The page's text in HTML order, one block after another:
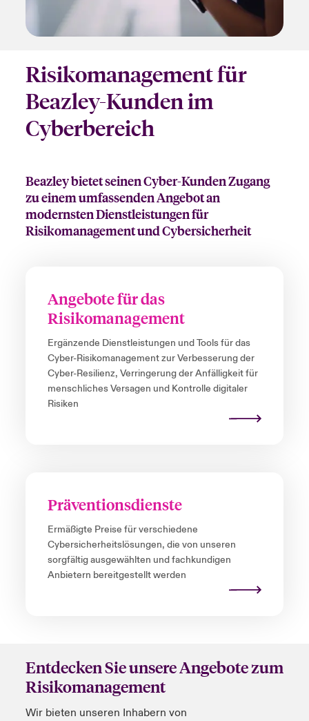
Risikomanagement für
Beazley-Kunden im
Cyberbereich
Beazley bietet seinen Cyber-Kunden Zugang
zu einem umfassenden Angebot an
modernsten Dienstleistungen für
Risikomanagement und Cybersicherheit
Angebote für das
Risikomanagement
Ergänzende Dienstleistungen und Tools für das
Cyber-Risikomanagement zur Verbesserung der
Cyber-Resilienz, Verringerung der Anfälligkeit für
menschliches Versagen und Kontrolle digitaler
Risiken
Präventionsdienste
Ermäßigte Preise für verschiedene
Cybersicherheitslösungen, die von unseren
sorgfältig ausgewählten und fachkundigen
Anbietern bereitgestellt werden
Entdecken Sie unsere Angebote zum
Risikomanagement
Wir bieten unseren Inhabern von